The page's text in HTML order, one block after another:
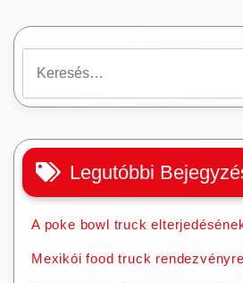
Legutóbbi
A poke bowl truck
Mexikói food truck